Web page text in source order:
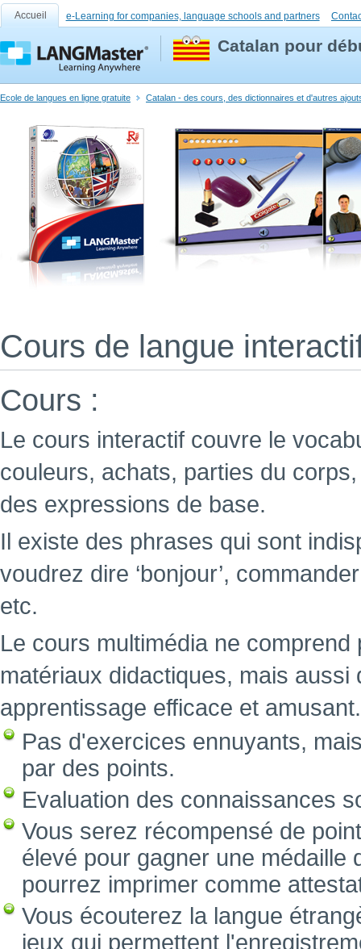
Accueil e-Learning for companies, language schools and partners
Catalan pour
Ecole de langues en ligne gratuite Catalan - des cours, des dictionnaires et d'autres
Cours de langue
Cours :
Le cours interactif couvre le
couleurs, achats, parties du
des expressions de base.
Il existe des phrases qui sont
voudrez dire ‘bonjour’,
etc.
Le cours multimédia ne
matériaux didactiques, mais
apprentissage efficace et amusant.
Pas d'exercices ennuyants,
par des points.
Evaluation des connaissances
Vous serez récompensé de
élevé pour gagner une médaille
pourrez imprimer comme
Vous écouterez la langue
jeux qui permettent